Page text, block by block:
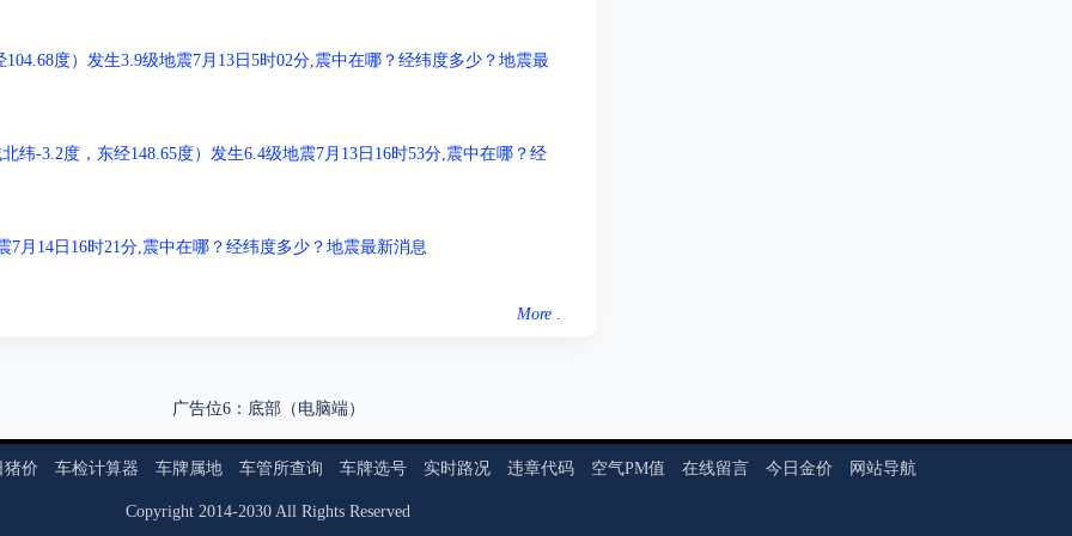
度）发生3.9级地震7月13日5时02分,震中在哪？经纬度多少？地震最
纬-3.2度，东经148.65度）发生6.4级地震7月13日16时53分,震中在哪？经
月14日16时21分,震中在哪？经纬度多少？地震最新消息
More .
广告位6：底部（电脑端）
猪价 车检计算器 车牌属地 车管所查询 车牌选号 实时路况 违章代码 空气PM值 在线留言 今日金价 网站导航
Copyright 2014-2030 All Rights Reserved